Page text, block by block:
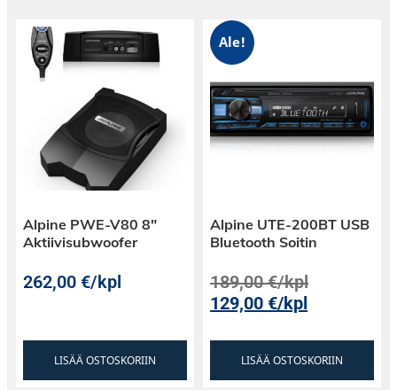
Alpine PWE-V80 8″
Aktiivisubwoofer
262,00€/kpl
LISÄÄ OSTOSKORIIN
Ale!
Alpine UTE-200BT USB
Bluetooth Soitin
189,00€/kpl
129,00€/kpl
LISÄÄ OSTOSKORIIN